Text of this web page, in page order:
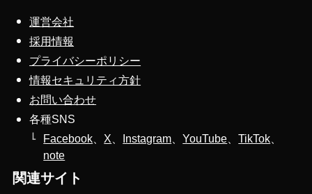
運営会社
採用情報
プライバシーポリシー
情報セキュリティ方針
お問い合わせ
各種SNS
Facebook
X Instagram 、YouTube 、TikTok
note
関連サイト